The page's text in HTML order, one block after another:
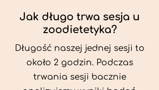
Jak długo trwa sesja u
zoodietetyka?
Długość naszej jednej sesji to
około 2 godzin. Podczas
trwania sesji bacznie